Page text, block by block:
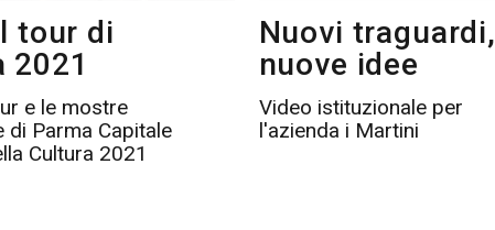
tour di
2021
e le mostre
di Parma Capitale
Cultura 2021
Nuovi traguardi,
nuove idee
Video istituzionale per
l'azienda i Martini